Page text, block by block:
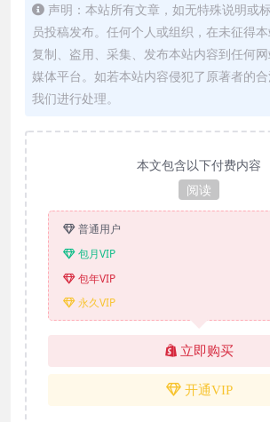
声明：本站所有文章，如无特殊说明或
员投稿发布。任何个人或组织，在未征得
复制、盗用、采集、发布本站内容到任何
媒体平台。如若本站内容侵犯了原著者的
我们进行处理。
本文包含以下付费内容
阅读
普通用户
包月VIP
包年VIP
永久VIP
立即购买
开通VIP